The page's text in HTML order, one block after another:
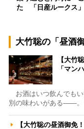
た 「日産ルークス
大竹聡の「昼酒
【大竹
「マン
お酒はいつ飲んでも
別の味わいがある――。
【大竹聡の昼酒御免